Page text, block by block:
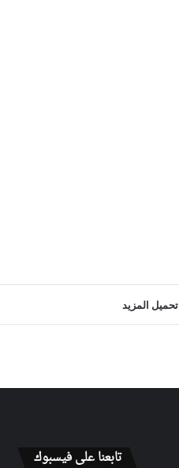
تحميل المزيد
تابعنا على فيسبوك